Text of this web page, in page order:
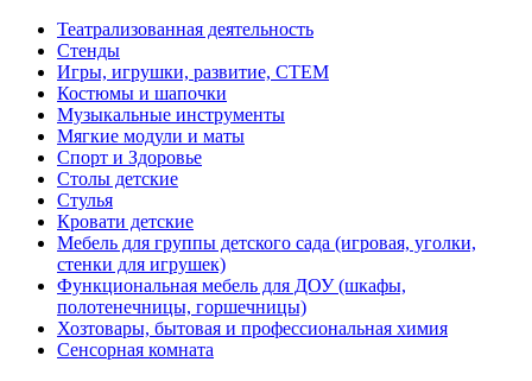
Театрализованная деятельность
Стенды
Игры, игрушки, развитие, СТЕМ
Костюмы и шапочки
Музыкальные инструменты
Мягкие модули и маты
Спорт и Здоровье
Столы детские
Стулья
Кровати детские
Мебель для группы детского сада (игровая, уголки,
стенки для игрушек)
Функциональная мебель для ДОУ (шкафы,
полотенечницы, горшечницы)
Хозтовары, бытовая и профессиональная химия
Сенсорная комната